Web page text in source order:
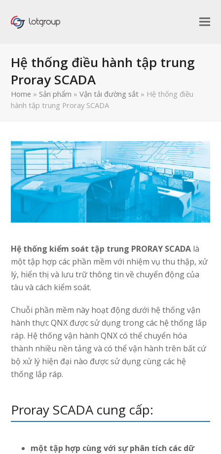
Hệ thống điều hành tập trung
Proray SCADA
Home » Sản phẩm »Vận tải đường sắt » Hệ thống điều
hành tập trung Proray SCADA
Hệ thống kiểm soát tập trung PRORAY SCADA là
một tập hợp các phần mềm với nhiệm vụ thu thập, xử
lý, hiển thị và lưu trữ thông tin về chuyển động của
tàu và cách kiểm soát.
Chuỗi phần mềm này hoạt động dưới hệ thống vận
hành thực QNX được sử dụng trong các hệ thống lắp
ráp. Hệ thống vận hành QNX có thể chuyển hóa
thành nhiều nền tảng và có thể vận hành trên bất cứ
bộ xử lý hiện đại nào được sử dụng cùng các hệ
thống lắp ráp.
Proray SCADA cung cấp:
một tập hợp cùng với sự phân tích các dữ